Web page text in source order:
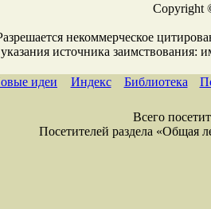
Copyright
некоммерческое
источника заимствования:
идеи Индекс Библиотека
Всего
Посетителей раздела «Общая